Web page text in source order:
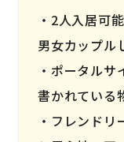
2人入居可
男女カップル
ポータルサ
書かれている
フレンドリ